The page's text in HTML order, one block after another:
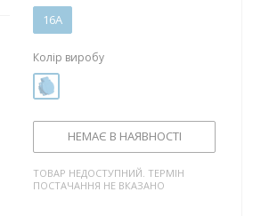
16А
Колір виробу
НЕМАЄ В НАЯВНОСТІ
ТОВАР НЕДОСТУПНИЙ. ТЕРМІН
ПОСТАЧАННЯ НЕ ВКАЗАНО